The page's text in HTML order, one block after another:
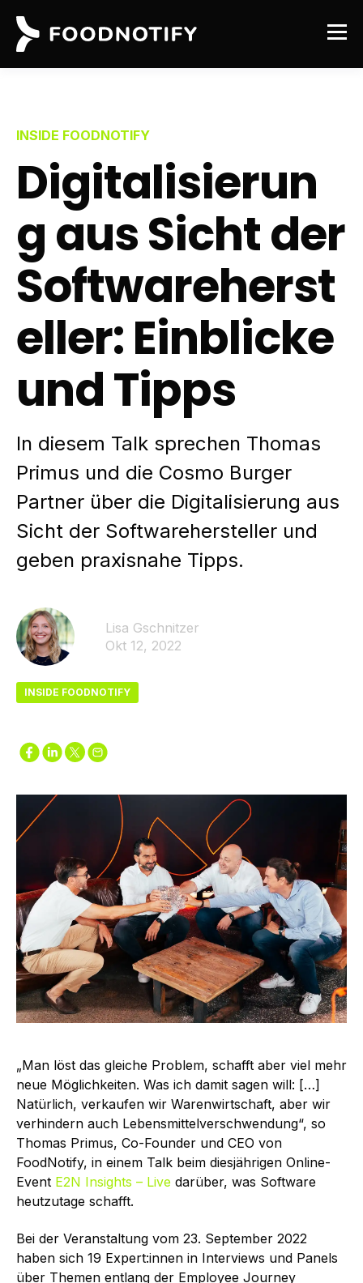
INSIDE FOODNOTIFY
Digitalisierun
g aus Sicht der
Softwareherst
eller: Einblicke
und Tipps
In diesem Talk sprechen Thomas
Primus und die Cosmo Burger
Partner über die Digitalisierung aus
Sicht der Softwarehersteller und
geben praxisnahe Tipps.
Lisa Gschnitzer
Okt 12, 2022
INSIDE FOODNOTIFY
„Man löst das gleiche Problem, schafft aber viel mehr
neue Möglichkeiten. Was ich damit sagen will: […]
Natürlich, verkaufen wir Warenwirtschaft, aber wir
verhindern auch Lebensmittelverschwendung“, so
Thomas Primus, Co-Founder und CEO von
FoodNotify, in einem Talk beim diesjährigen Online-
Event E2N Insights – Live darüber, was Software
heutzutage schafft.
Bei der Veranstaltung vom 23. September 2022
haben sich 19 Expert:innen in Interviews und Panels
über Themen entlang der Employee Journey